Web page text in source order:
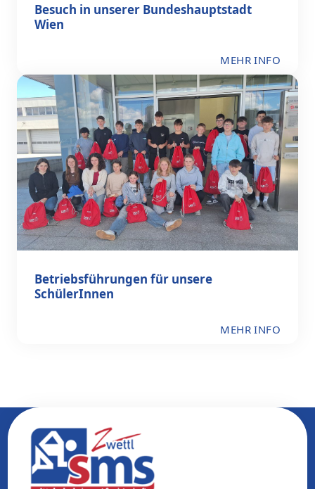
Besuch in unserer Bundeshauptstadt
Wien
MEHR INFO
Betriebsführungen für unsere
SchülerInnen
MEHR INFO